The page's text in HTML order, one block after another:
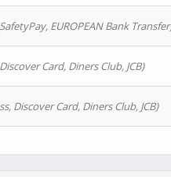
EUROPEAN Bank
Card, Diners Club, JCB)
Discover Card, Diners Club, JCB)